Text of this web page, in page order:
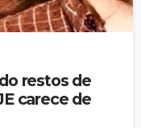
restos de
carece de